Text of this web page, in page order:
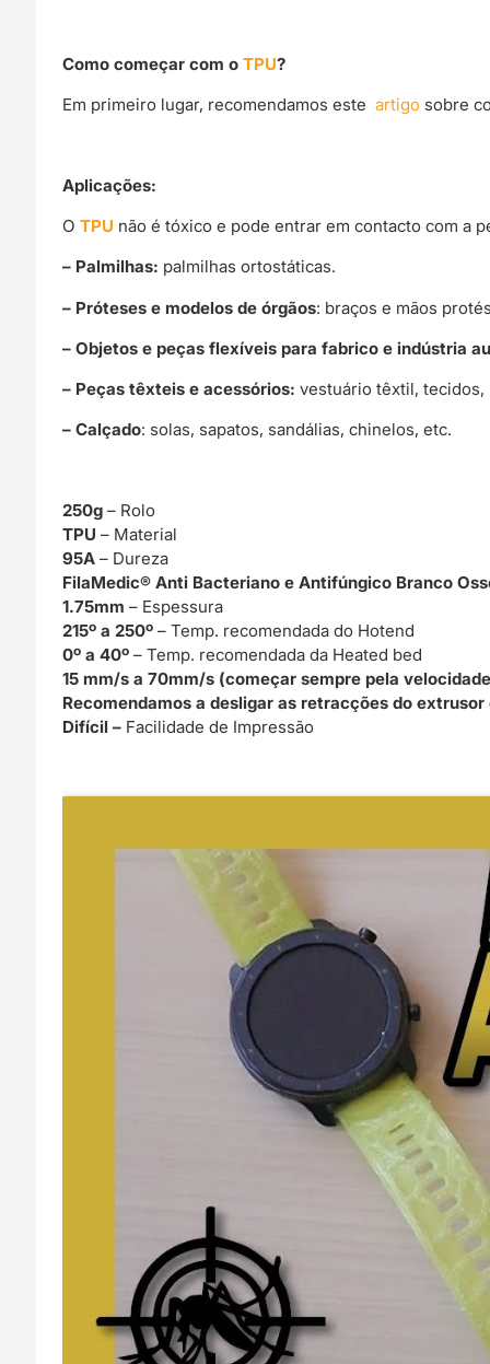
Como começar com oTPU?
Em primeiro lugar, recomendamos esteartigo sobre
Aplicações:
OTPU não é tóxico e pode entrar em contacto com a
– Palmilhas: palmilhas ortostáticas.
– Próteses e modelos deórgãos: braços e mãos
– Objetos e peças flexíveis para fabrico e indústria
– Peças têxteis e acessórios:vestuário têxtil, tecidos,
– Calçado: solas, sapatos, sandálias, chinelos, etc.
250g – Rolo
TPU– Material
95A – Dureza
FilaMedic® Anti Bacteriano e Antifúngico Branco
1.75mm– Espessura
215º a 250º– Temp. recomendada do Hotend
0º a 40º– Temp. recomendada da Heated bed
15 mm/s a 70mm/s (começar sempre pela
Recomendamos a desligar as retracções do
Difícil – Facilidade de Impressão